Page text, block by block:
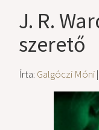
J. R.
szerető
Írta: Galgóczi Móni